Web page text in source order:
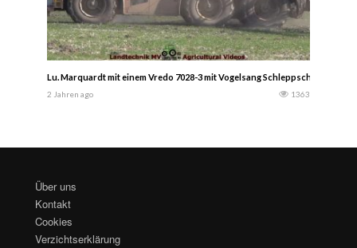
Lu. Marquardt mit einem Vredo 7028-3 mit Vogelsang
2 Jahren ago 1363
Über uns
Kontakt
Cookies
Verzichtserklärung